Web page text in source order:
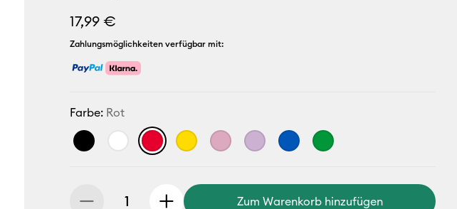
17,99 €
Zahlungsmöglichkeiten verfügbar mit:
Farbe: Rot
Zum Warenkorb hinzufügen